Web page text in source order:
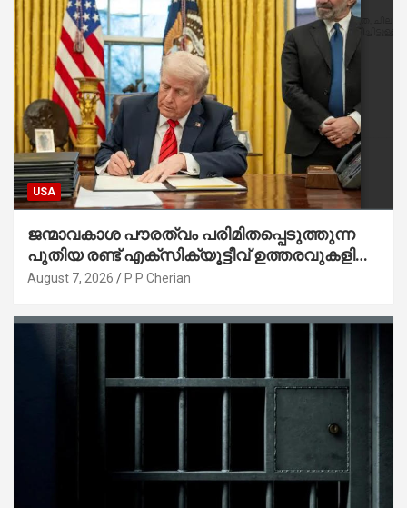
USA
ജന്മാവകാശ പൗരത്വം പരിമിതപ്പെടുത്തുന്ന
പുതിയ രണ്ട് എക്സിക്യൂട്ടീവ് ഉത്തരവുകളിൽ
ട്രംപ് ഒപ്പുവെച്ചു
August 7, 2026 P P Cherian